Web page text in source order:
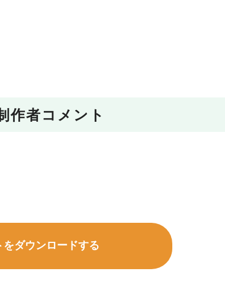
作者コメント
をダウンロードする